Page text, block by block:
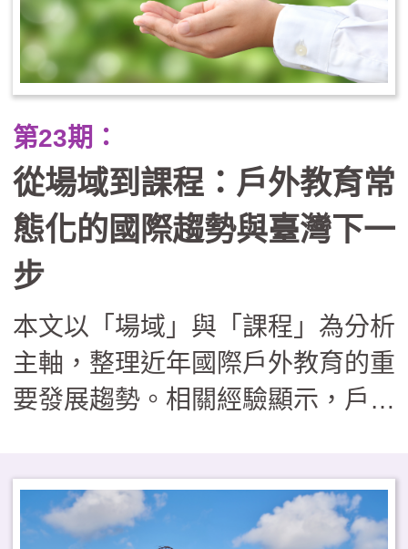
查、春季服務旅行與夏季公民參
與，我們帶領孩子從山林守護、產
倡議。在行政團隊轉化為「課程鷹
架」的支持下，戶外教育不再只是
走馬看花，而是成為連結世代與地
方的溫柔路徑，讓孩子在回應社區
需求的過程中，發展出帶得走的真
實能力與生命溫度。
第23期：
從場域到課程：戶外教育常
態化的國際趨勢與臺灣下一
步
本文以「場域」與「課程」為分析
主軸，整理近年國際戶外教育的重
要發展趨勢。相關經驗顯示，戶外
課程內涵則從知識導向，擴展至兼
顧學習效益與健康福祉，並強調與